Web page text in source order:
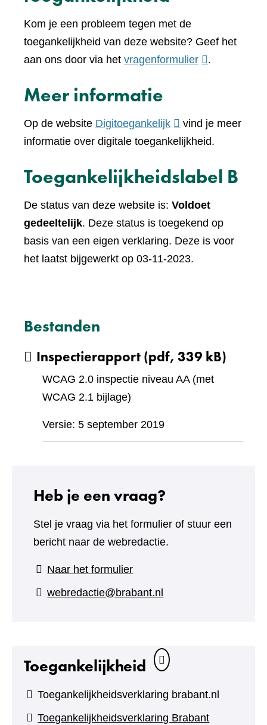
Kom je een probleem tegen met de
toegankelijkheid van deze website? Geef het
aan ons door via het vragenformulier(verwijst
website)
.
Meer informatie
Op de website Digitoegankelijk(verwijst
naar
andere
vind je meer
informatie over digitale toegankelijkheid.
Toegankelijkheidslabel B
De status van deze website is: Voldoet
gedeeltelijk. Deze status is toegekend op
basis van een eigen verklaring. Deze is voor
het laatst bijgewerkt op 03-11-2023.
Bestanden
Inspectierapport(pdf, 339 kB)
WCAG 2.0 inspectie niveau AA (met
WCAG 2.1 bijlage)
Versie: 5 september 2019
Heb je een vraag?
Stel je vraag via het formulier of stuur een
bericht naar de webredactie.
Naar het formulier(verwijst
naar
webredactie@brabant.nl
Toegankelijkheid
Toegankelijkheidsverklaring brabant.nl
Toegankelijkheidsverklaring Brabant